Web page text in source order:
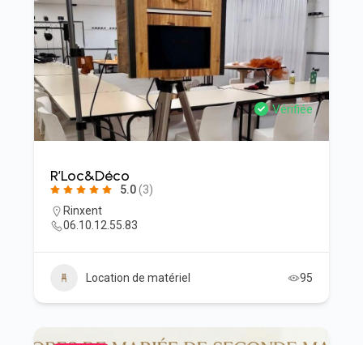
Vérifiée
R’Loc&Déco
5.0(3)
Rinxent
06.10.12.55.83
Location de matériel 95